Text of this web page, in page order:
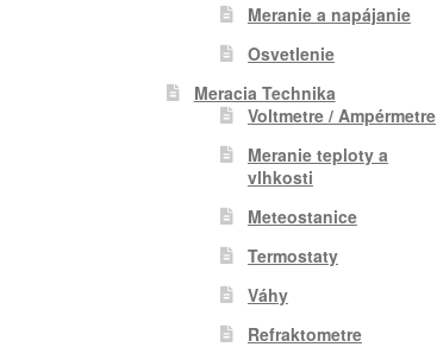
Meranie a napájanie
Osvetlenie
Meracia Technika
Voltmetre / Ampérmetre
Meranie teploty a
vlhkosti
Meteostanice
Termostaty
Váhy
Refraktometre